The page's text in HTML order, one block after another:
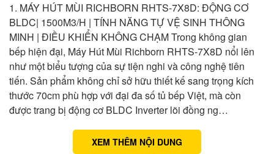
1. MÁY HÚT MÙI RICHBORN RHTS-7X8D: ĐỘNG CƠ
BLDC| 1500M3/H | TÍNH NĂNG TỰ VỆ SINH THÔNG
MINH | ĐIỀU KHIỂN KHÔNG CHẠM Trong không gian
bếp hiện đại, Máy Hút Mùi Richborn RHTS-7X8D nổi lên
như một biểu tượng của sự tiện nghi và công nghệ tiên
tiến. Sản phẩm không chỉ sở hữu thiết kế sang trọng kích
thước 70cm phù hợp với đại đa số tủ bếp Việt, mà còn
được trang bị động cơ BLDC Inverter lõi đồng ng…
XEM THÊM NỘI DUNG